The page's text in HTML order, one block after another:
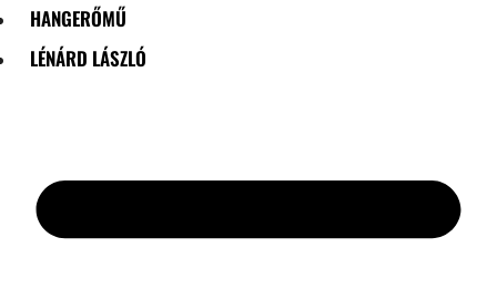
HANGERŐMŰ
LÉNÁRD LÁSZLÓ